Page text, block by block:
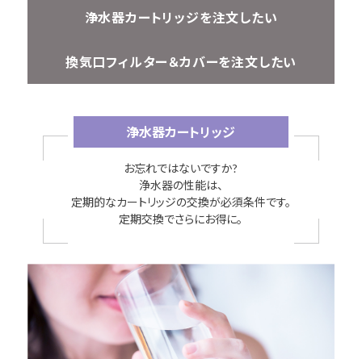
浄水器カートリッジを注文したい
換気口フィルター＆カバーを注文したい
浄水器カートリッジ
お忘れではないですか?
浄水器の性能は、
定期的なカートリッジの交換が必須条件です。
定期交換でさらにお得に。